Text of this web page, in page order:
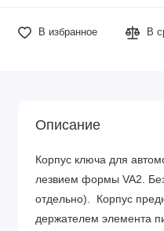
В избранное В
Описание
Корпус ключа для
лезвием формы VA2.
отдельно). Корпус
держателем элемента